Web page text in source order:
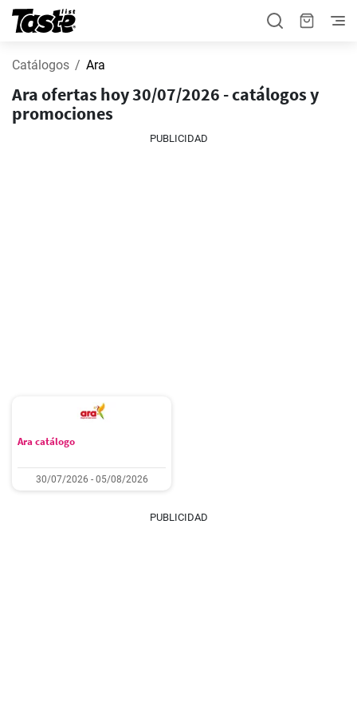
Catálogos Ara
Ara ofertas hoy 30/07/2026 - catálogos y
promociones
PUBLICIDAD
Ara catálogo
30/07/2026 - 05/08/2026
PUBLICIDAD